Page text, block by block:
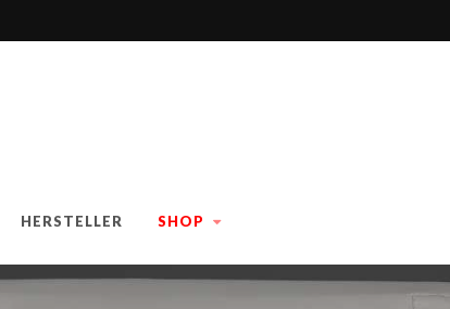
HERSTELLER SHOP